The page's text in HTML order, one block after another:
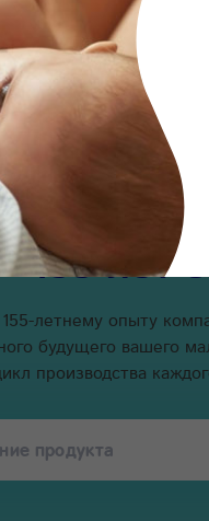
155 лет
летнему опыту
будущего вашего
производства